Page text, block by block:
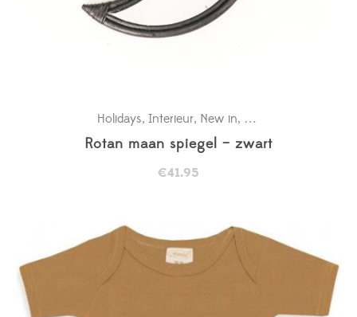
Holidays, Interieur, New in, Wanddecoratie
Rotan maan spiegel – zwart
€41.95